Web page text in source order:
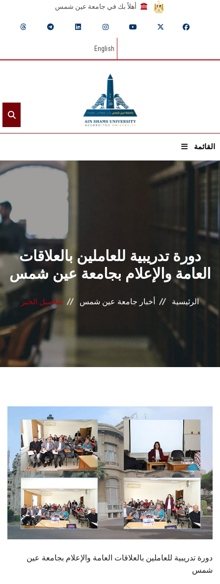
أهلاً بك في جامعة عين شمس
English
القائمة
الرئيسيـة
عن الجامعة
القطاعـات
الشئون الأكاديمية
البحث العلمي
الرعاية الصحية
المراكز والوحدات
الأنظمة الذكية
الطلاب
هيئة التدريس
الدراسات العليا
الخريجين
دورة تدريبية للعاملين بالعلاقات
العامة والإعلام بجامعة عين شمس
الرئيسية أخبار جامعة عين شمس تفاصيل الخبر
دورة تدريبية للعاملين بالعلاقات العامة والإعلام بجامعة عين
شمس